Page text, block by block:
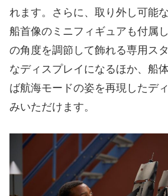
れます。さらに、取り外し可能
船首像のミニフィギュアも付属
の角度を調節して飾れる専用ス
なディスプレイになるほか、船
ば航海モードの姿を再現したデ
みいただけます。